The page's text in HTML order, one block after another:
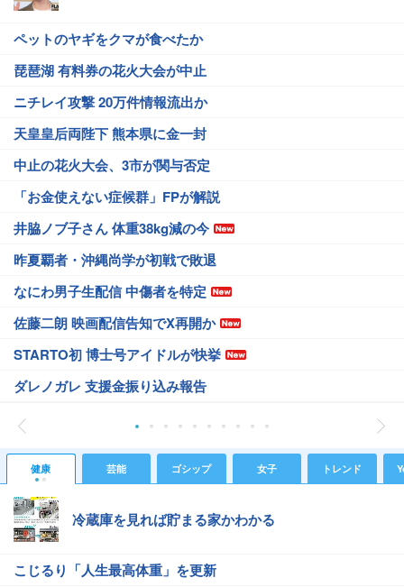
ペットのヤギをクマが食べたか
琵琶湖 有料券の花火大会が中止
ニチレイ攻撃 20万件情報流出か
天皇皇后両陛下 熊本県に金一封
中止の花火大会、3市が関与否定
「お金使えない症候群」FPが解説
井脇ノブ子さん 体重38kg減の今
昨夏覇者・沖縄尚学が初戦で敗退
なにわ男子生配信 中傷者を特定
佐藤二朗 映画配信告知でX再開か
STARTO初 博士号アイドルが快挙
ダレノガレ 支援金振り込み報告
健康 芸能 ゴシップ 女子 トレンド
冷蔵庫を見れば貯まる家かわかる
こじるり「人生最高体重」を更新